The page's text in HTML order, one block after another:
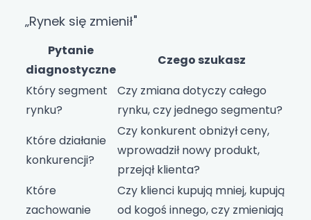
„Rynek się zmienił"
Pytanie
diagnostyczne
Czego szukasz
Który segment
rynku?
Czy zmiana dotyczy całego
rynku, czy jednego segmentu?
Które działanie
konkurencji?
Czy konkurent obniżył ceny,
wprowadził nowy produkt,
przejął klienta?
Które
zachowanie
Czy klienci kupują mniej, kupują
od kogoś innego, czy zmieniają